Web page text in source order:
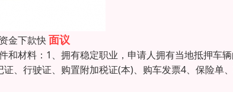
金下款快面议
和材料：1、拥有稳定职业，申请人拥有当地抵押车
、行驶证、购置附加税证(本)、购车发票4、保险单